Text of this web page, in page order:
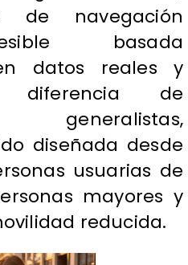
de navegación
basada
datos reales y
diferencia de
generalistas,
diseñada desde
usuarias de
mayores y
reducida.